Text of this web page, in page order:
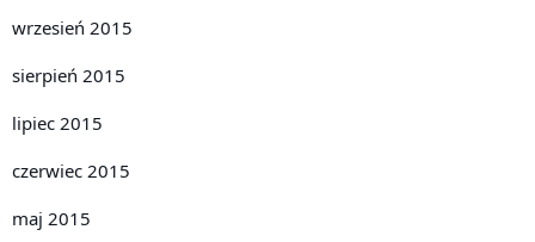
wrzesień 2015
sierpień 2015
lipiec 2015
czerwiec 2015
maj 2015